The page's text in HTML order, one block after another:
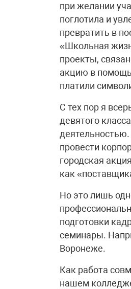
при желании
поглотила и
превратить в
«Школьная
проекты,
акцию в
платили
С тех пор я
девятого
провести
городская
как
Но это лишь
подготовки
семинары.
Воронеже.
Как работа
нашем